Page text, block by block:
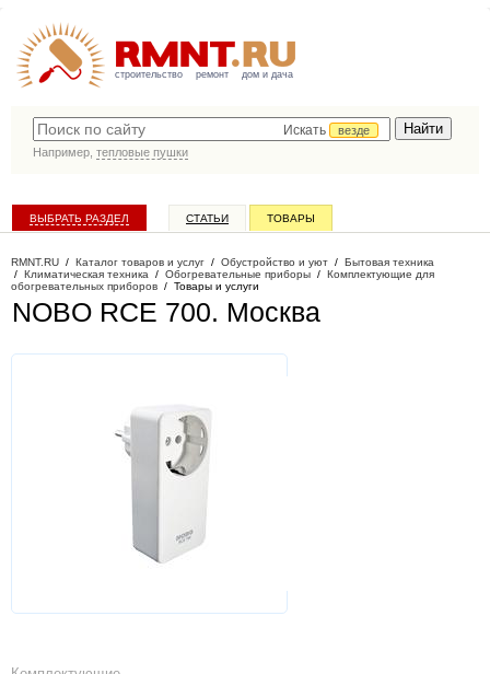
строительство ремонт дом и дача
Искать
везде
Например, тепловые пушки
ВЫБРАТЬ РАЗДЕЛ СТАТЬИ ТОВАРЫ
RMNT.RU / Каталог товаров и услуг / Обустройство и уют / Бытовая техника
/ Климатическая техника / Обогревательные приборы / Комплектующие для
обогревательных приборов / Товары и услуги
NOBO RCE 700. Москва